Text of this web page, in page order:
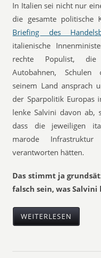
In Italien sei nicht nur
die gesamte politische
Briefing des
italienische
rechte Populist,
Autobahnen, Schulen
seinem Land ansprach
der Sparpolitik Europas
lenke Salvini davon ab,
dass die jeweiligen
marode
verantworten hätten.
Das stimmt ja
falsch sein, was
WEITERLESEN